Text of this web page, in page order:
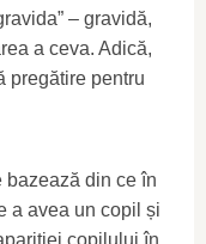
– gravidă,
a ceva. Adică,
pregătire pentru
bazează din ce în
a avea un copil și
copilului în